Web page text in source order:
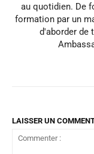
au quotidien. De
formation par un
d'aborder de
LAISSER UN